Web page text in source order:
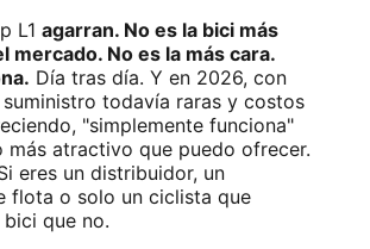
L1 agarran. No es la bici más
mercado. No es la más cara.
Día tras día. Y en 2026, con
todavía raras y costos
"simplemente funciona"
más atractivo que puedo ofrecer.
eres un distribuidor, un
flota o solo un ciclista que
bici que no.